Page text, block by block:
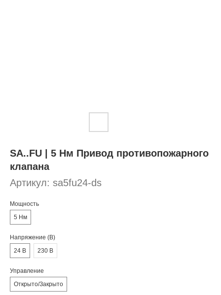
SA..FU | 5 Нм Привод противопожарного
клапана
Артикул: sa5fu24-ds
Мощность
5 Нм
Напряжение (В)
24 В
230 В
Управление
Открыто/Закрыто